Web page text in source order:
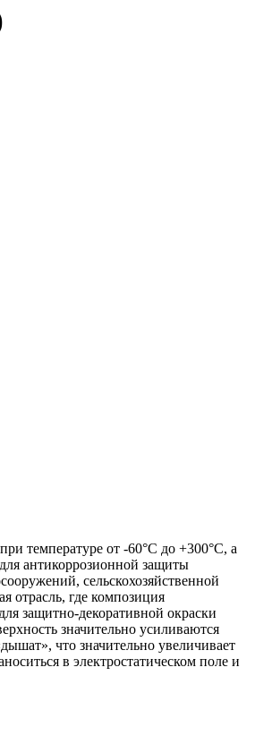
температуре от -60°С до +300°С, а
антикоррозионной защиты
сельскохозяйственной
отрасль, где композиция
защитно-декоративной окраски
значительно усиливаются
что значительно увеличивает
в электростатическом поле и